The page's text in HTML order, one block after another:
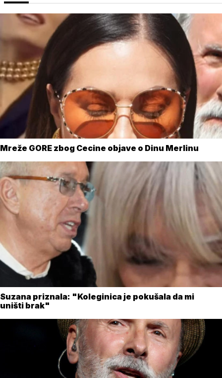
Mreže GORE zbog Cecine objave o Dinu Merlinu
Suzana priznala: "Koleginica je pokušala da mi
uništi brak"